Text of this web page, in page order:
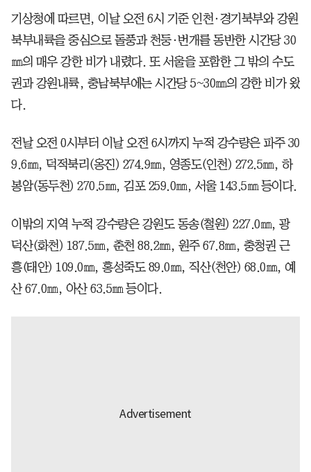
기상청에 따르면, 이날 오전 6시 기준 인천·경기북부와 강원
북부내륙을 중심으로 돌풍과 천둥·번개를 동반한 시간당 30
㎜의 매우 강한 비가 내렸다. 또 서울을 포함한 그 밖의 수도
권과 강원내륙, 충남북부에는 시간당 5~30㎜의 강한 비가 왔
다.
전날 오전 0시부터 이날 오전 6시까지 누적 강수량은 파주 30
9.6㎜, 덕적북리(옹진) 274.9㎜, 영종도(인천) 272.5㎜, 하
봉암(동두천) 270.5㎜, 김포 259.0㎜, 서울 143.5㎜ 등이다.
이밖의 지역 누적 강수량은 강원도 동송(철원) 227.0㎜, 광
덕산(화천) 187.5㎜, 춘천 88.2㎜, 원주 67.8㎜, 충청권 근
흥(태안) 109.0㎜, 홍성죽도 89.0㎜, 직산(천안) 68.0㎜, 예
산 67.0㎜, 아산 63.5㎜ 등이다.